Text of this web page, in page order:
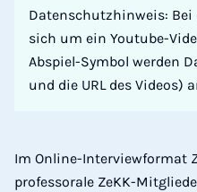
Datenschutzhinweis: Bei
sich um ein Youtube-
Abspiel-Symbol werden
und die URL des Videos)
Im Online-Interviewformat
professorale ZeKK-